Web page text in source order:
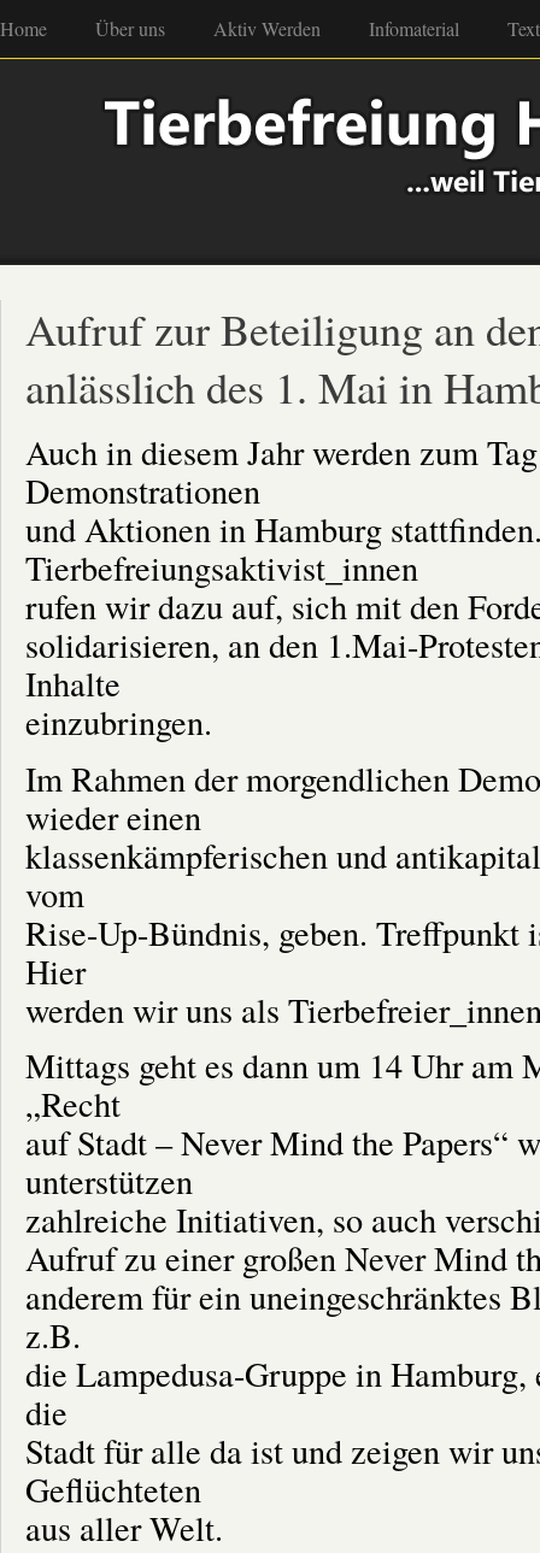
Home Über uns Aktiv Werden Infomaterial
Aufruf zur Beteiligung an
anlässlich des 1. Mai in
Auch in diesem Jahr werden zum
Demonstrationen
und Aktionen in Hamburg
Tierbefreiungsaktivist_innen
rufen wir dazu auf, sich mit den
solidarisieren, an den 1.Mai-
Inhalte
einzubringen.
Im Rahmen der morgendlichen
wieder einen
klassenkämpferischen und
vom
Rise-Up-Bündnis, geben. Treffpunkt
Hier
werden wir uns als
Mittags geht es dann um 14 Uhr
„Recht
auf Stadt – Never Mind the Papers“
unterstützen
zahlreiche Initiativen, so auch
Aufruf zu einer großen Never Mind
anderem für ein uneingeschränktes
z.B.
die Lampedusa-Gruppe in
die
Stadt für alle da ist und zeigen wir
Geflüchteten
aus aller Welt.